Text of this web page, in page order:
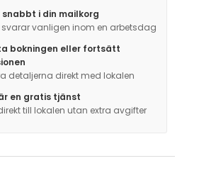
sup-lautaa.
snabbt i din mailkorg
svarar vanligen inom en arbetsdag
bokningen eller fortsätt
detaljerna direkt med lokalen
en gratis tjänst
till lokalen utan extra avgifter